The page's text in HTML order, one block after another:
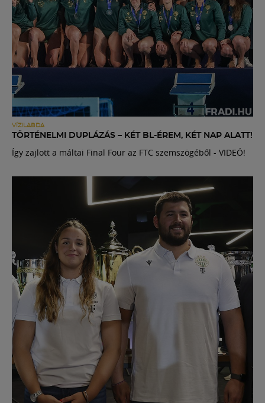
VÍZILABDA
TÖRTÉNELMI DUPLÁZÁS – KÉT BL-ÉREM, KÉT NAP ALATT!
Így zajlott a máltai Final Four az FTC szemszögéből - VIDEÓ!